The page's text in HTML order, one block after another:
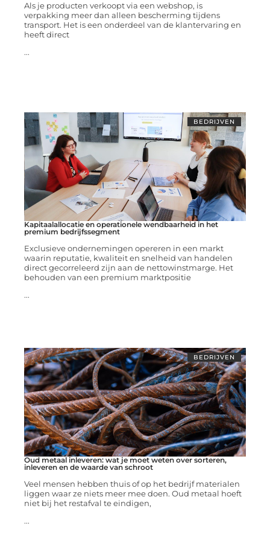
Als je producten verkoopt via een webshop, is
verpakking meer dan alleen bescherming tijdens
transport. Het is een onderdeel van de klantervaring en
heeft direct
...
BEDRIJVEN
Kapitaalallocatie en operationele wendbaarheid in het
premium bedrijfssegment
Exclusieve ondernemingen opereren in een markt
waarin reputatie, kwaliteit en snelheid van handelen
direct gecorreleerd zijn aan de nettowinstmarge. Het
behouden van een premium marktpositie
...
BEDRIJVEN
Oud metaal inleveren: wat je moet weten over sorteren,
inleveren en de waarde van schroot
Veel mensen hebben thuis of op het bedrijf materialen
liggen waar ze niets meer mee doen. Oud metaal hoeft
niet bij het restafval te eindigen,
...